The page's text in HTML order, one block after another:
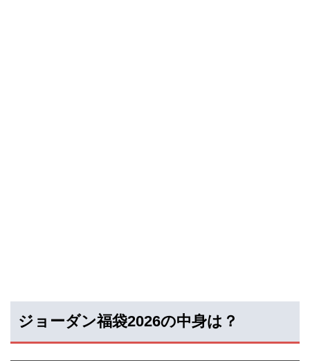
ジョーダン福袋2026の中身は？